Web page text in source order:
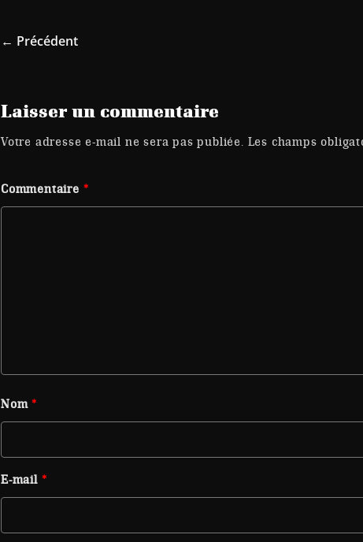
← Précédent
Laisser un commentaire
Votre adresse e-mail ne sera pas publiée. Les champs
Commentaire *
Nom*
E-mail *